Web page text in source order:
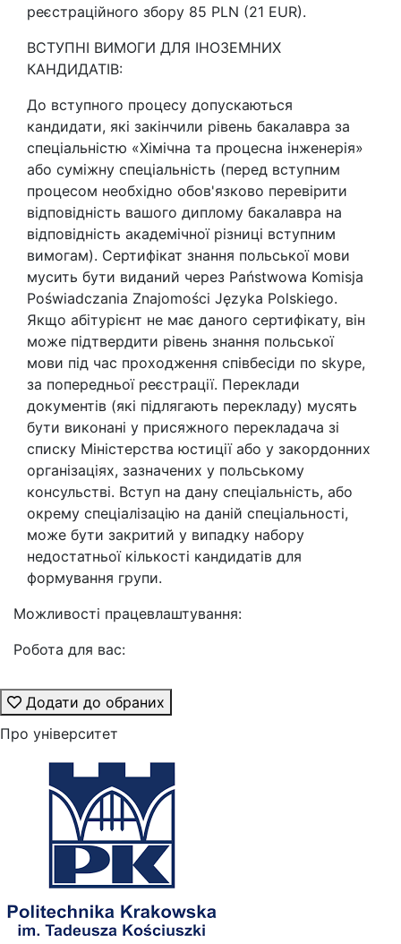
реєстраційного збору 85 PLN (21 EUR).
ВСТУПНІ ВИМОГИ ДЛЯ ІНОЗЕМНИХ
КАНДИДАТІВ:
До вступного процесу допускаються
кандидати, які закінчили рівень бакалавра за
спеціальністю «Хімічна та процесна інженерія»
або суміжну спеціальність (перед вступним
процесом необхідно обов'язково перевірити
відповідність вашого диплому бакалавра на
відповідність академічної різниці вступним
вимогам). Сертифікат знання польської мови
мусить бути виданий через Państwowa Komisja
Poświadczania Znajomości Języka Polskiego.
Якщо абітурієнт не має даного сертифікату, він
може підтвердити рівень знання польської
мови під час проходження співбесіди по skype,
за попередньої реєстрації. Переклади
документів (які підлягають перекладу) мусять
бути виконані у присяжного перекладача зі
списку Міністерства юстиції або у закордонних
організаціях, зазначених у польському
консульстві. Вступ на дану спеціальність, або
окрему спеціалізацію на даній спеціальності,
може бути закритий у випадку набору
недостатньої кількості кандидатів для
формування групи.
Можливості працевлаштування:
Робота для вас:
Додати до обраних
Про університет